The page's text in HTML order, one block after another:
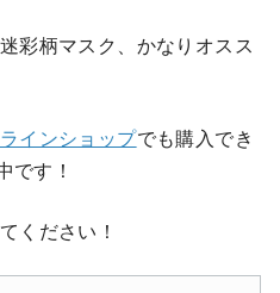
彩柄マスク、かなりオスス
インショップでも購入でき
です！
ください！